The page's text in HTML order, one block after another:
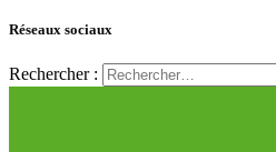
Réseaux sociaux
Rechercher :